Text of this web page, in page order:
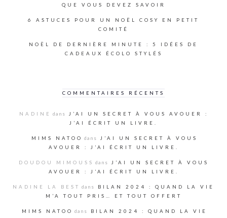
QUE VOUS DEVEZ SAVOIR
6 ASTUCES POUR UN NOËL COSY EN PETIT
COMITÉ
NOËL DE DERNIÈRE MINUTE : 5 IDÉES DE
CADEAUX ÉCOLO STYLÉS
COMMENTAIRES RÉCENTS
NADINE dans
J’AI UN SECRET À VOUS AVOUER :
J’AI ÉCRIT UN LIVRE.
MIMS NATOO dans
J’AI UN SECRET À VOUS
AVOUER : J’AI ÉCRIT UN LIVRE.
DOUDOU MIMOUSS dans
J’AI UN SECRET À VOUS
AVOUER : J’AI ÉCRIT UN LIVRE.
NADINE LA BEST dans
BILAN 2024 : QUAND LA VIE
M’A TOUT PRIS… ET TOUT OFFERT
MIMS NATOO dans
BILAN 2024 : QUAND LA VIE